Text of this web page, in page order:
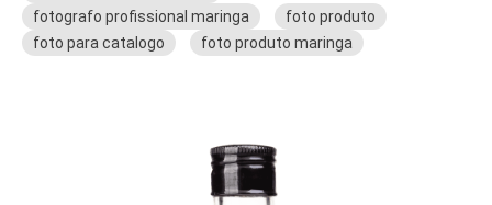
fotografo profissional maringa
foto produto
foto para catalogo
foto produto maringa